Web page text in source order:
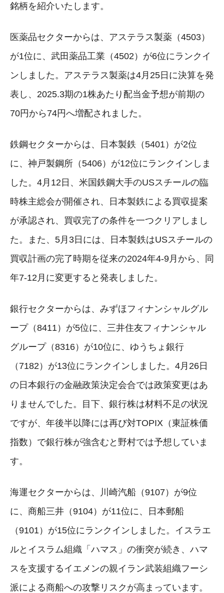
銘柄を紹介いたします。
医薬品セクターからは、アステラス製薬（4503）
が1位に、武田薬品工業（4502）が6位にランクイ
ンしました。アステラス製薬は4月25日に決算を発
表し、2025.3期の1株あたり配当金予想が前期の
70円から74円へ増配されました。
鉄鋼セクターからは、日本製鉄（5401）が2位
に、神戸製鋼所（5406）が12位にランクインしま
した。4月12日、米国鉄鋼大手のUSスチールの臨
時株主総会が開催され、日本製鉄による買収提案
が承認され、買収完了の条件を一つクリアしまし
た。また、5月3日には、日本製鉄はUSスチールの
買収計画の完了時期を従来の2024年4-9月から、同
年7-12月に変更すると発表しました。
銀行セクターからは、みずほフィナンシャルグル
ープ（8411）が5位に、三井住友フィナンシャル
グループ（8316）が10位に、ゆうちょ銀行
（7182）が13位にランクインしました。4月26日
の日本銀行の金融政策決定会合では政策変更はあ
りませんでした。目下、銀行株は材料不足の状況
ですが、年後半以降には再び対TOPIX（東証株価
指数）で銀行株が強含むと野村では予想していま
す。
海運セクターからは、川崎汽船（9107）が9位
に、商船三井（9104）が11位に、日本郵船
（9101）が15位にランクインしました。イスラエ
ルとイスラム組織「ハマス」の衝突が続き、ハマ
スを支援するイエメンの親イラン武装組織フーシ
派による商船への攻撃リスクが高まっています。